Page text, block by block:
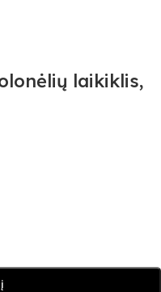
laikiklis,